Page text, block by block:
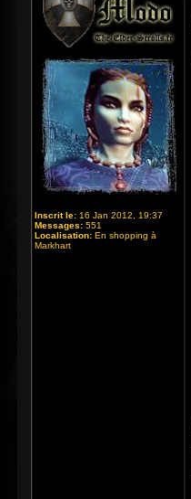
Inscrit le: 16 Jan 2012, 19:37
Messages: 551
Localisation: En shopping à
Markhart